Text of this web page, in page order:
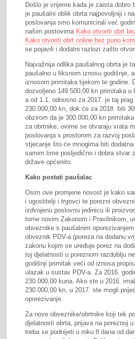
Došlo je vrijeme kada je zaista dobro
je paušalni oblik obrta najpovoljniji i
poslovanja smo komunicirali već
našim postovima Kako otvoriti obrt
Kako otvoriti obrt online bez puno
se pojavili i dodatni razlozi zašto
Najvažnija odlika paušalnog obrta je
paušalno u fiksnom iznosu godišnje,
iznosom primitaka tijekom te godine.
dozvoljeno 149.500,00 kn primitaka u
a od 1.1. odnosno za 2017. je taj
230.000,00 kn, dok će za 2018. biti
obzirom da je 300.000,00 kn
za obrtnike, ovime se otvaraju vrata
poslovanja s prostorom za razvoj
stjecanje što će mnogima biti
samim time posljedično i dobra stvar
države općenito.
Kako postati paušalac
Osim ove promjene novost je kako
i ugostitelji i trgovci te porezni
izdvojenu poslovnu jedinicu ili
tome novim Zakonom i Pravilnikom,
obveznike s paušalnim
obveznik PDV-a (poreza na dodanu
zakonu kojim se uređuje porez na
toj djelatnosti u poreznom razdoblju
godišnji primitak veći od iznosa
ulazak u sustav PDV-a. Za 2016.
230.000,00 kuna. Ako ste u 2016.
230.000,00 kn, u 2017. ste mogli
oporezivanje.
Za nove obveznike/obrtnike koji tek
djelatnosti obrta, prijava na poreznoj
treba se podnijeti u roku 8 dana od